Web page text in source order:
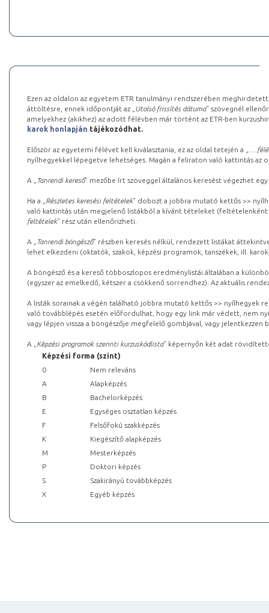
Ezen az oldalon az egyetem ETR tanulmányi rendszerében
áttöltésre, ennek időpontját az „ Utolsó frissítés dátuma” szövegnél
amelyekhez (akikhez) az adott félévben már történt az ETR-ben
karok honlapján tájékozódhat.
Először az egyetemi félévet kell kiválasztania, ez az oldal tetején a „
…
nyílhegyekkel lépegetve lehetséges. Magán a feliraton való kattintás az
A „ Tanrendi kereső” mezőbe írt szöveggel általános keresést végezhet
Ha a „ Részletes keresési feltételek” dobozt a jobbra mutató kettős >>
való kattintás után megjelenő listákból a kívánt tételeket (feltételenként
feltételek” rész után ellenőrizheti.
A „ Tanrendi böngésző” részben keresés nélkül, rendezett listákat
lehet elkezdeni (oktatók, szakok, képzési programok, tanszékek, ill.
A böngésző és a kereső többoszlopos eredménylistái általában a
(egyszer az emelkedő, kétszer a csökkenő sorrendhez). Az aktuális
A listák sorainak a végén található jobbra mutató kettős >> nyílhegyek
való továbblépés esetén előfordulhat, hogy egy link már védett, nem
vagy lépjen vissza a böngészője megfelelő gombjával, vagy
A „ Képzési programok szerinti kurzuskódlista” képernyőn két adat
Képzési forma (szint)
0
Nem releváns
A
Alapképzés
B
Bachelorképzés
E
Egységes osztatlan képzés
F
Felsőfokú szakképzés
K
Kiegészítő alapképzés
M
Mesterképzés
P
Doktori képzés
S
Szakirányú továbbképzés
X
Egyéb képzés